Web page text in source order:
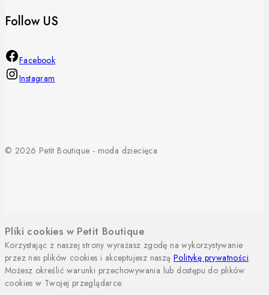
Follow US
Facebook
Instagram
© 2026 Petit Boutique - moda dziecięca
Pliki cookies w Petit Boutique
Korzystając z naszej strony wyrażasz zgodę na wykorzystywanie
przez nas plików cookies i akceptujesz naszą Politykę prywatności.
Możesz określić warunki przechowywania lub dostępu do plików
cookies w Twojej przeglądarce.